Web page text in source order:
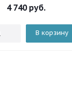
4 740руб.
В корзину